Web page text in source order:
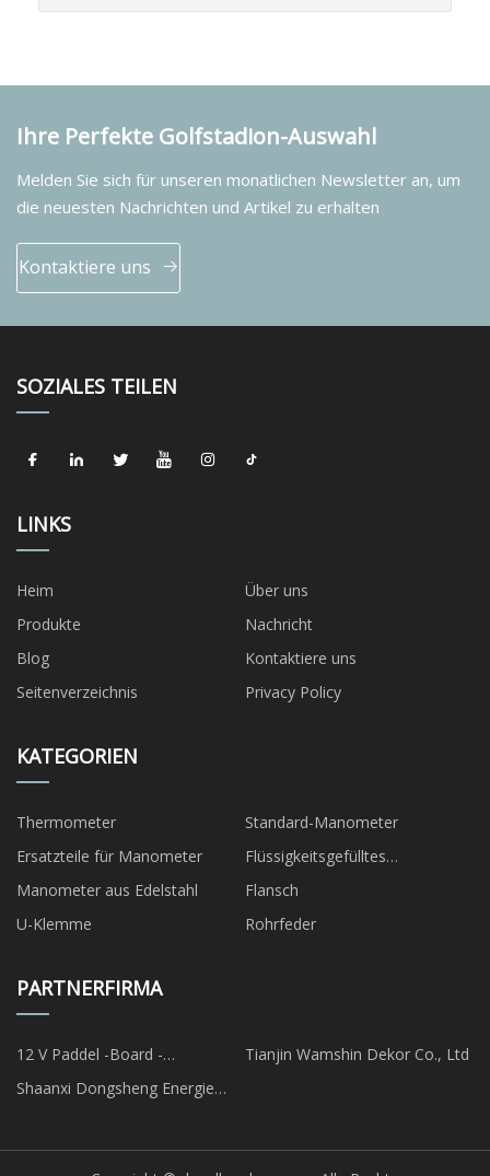
Ihre Perfekte Golfstadion-Auswahl
Melden Sie sich für unseren monatlichen Newsletter an, um
die neuesten Nachrichten und Artikel zu erhalten
Kontaktiere uns
SOZIALES TEILEN
LINKS
Heim
Über uns
Produkte
Nachricht
Blog
Kontaktiere uns
Seitenverzeichnis
Privacy Policy
KATEGORIEN
Thermometer
Standard-Manometer
Ersatzteile für Manometer
Flüssigkeitsgefülltes
Manometer
Manometer aus Edelstahl
Flansch
U-Klemme
Rohrfeder
PARTNERFIRMA
12 V Paddel -Board -
Pumpenfabrik
Tianjin Wamshin Dekor Co., Ltd
Shaanxi Dongsheng Energie